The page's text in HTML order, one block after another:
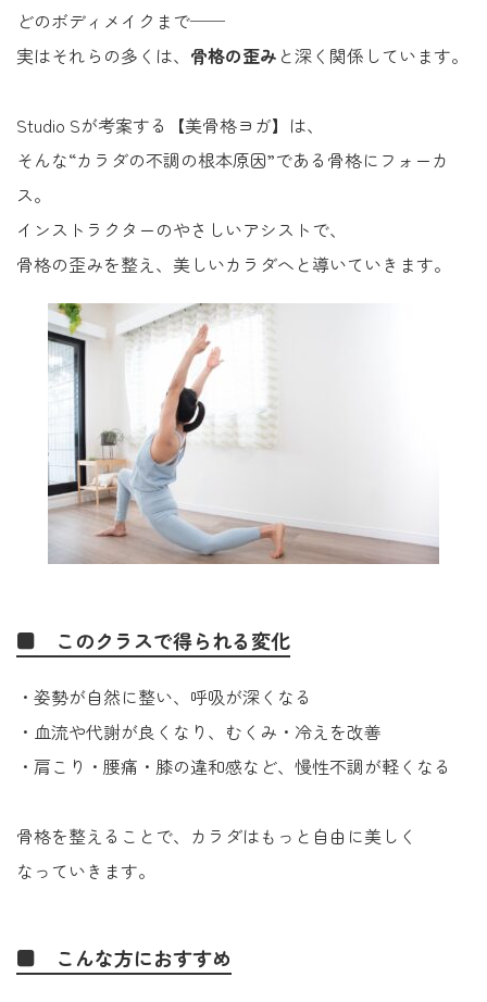
どのボディメイクまで──
実はそれらの多くは、 骨格の歪み と深く関係しています。
Studio Sが考案する【美骨格ヨガ】は、
そんな“カラダの不調の根本原因”である骨格にフォーカ
ス。
インストラクターのやさしいアシストで、
骨格の歪みを整え、美しいカラダへと導いていきます。
■ このクラスで得られる変化
・姿勢が自然に整い、呼吸が深くなる
・血流や代謝が良くなり、むくみ・冷えを改善
・肩こり・腰痛・膝の違和感など、慢性不調が軽くなる
骨格を整えることで、カラダはもっと自由に美しく
なっていきます。
■ こんな方におすすめ